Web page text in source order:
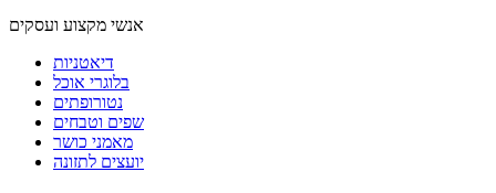
אנשי מקצוע ועסקים
דיאטניות
בלוגרי אוכל
נטורופתים
שפים וטבחים
מאמני כושר
יועצים לתזונה